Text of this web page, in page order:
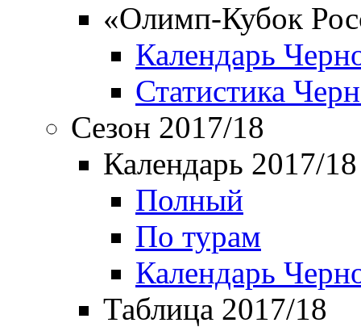
«Олимп-Кубок
Календарь
Статистика
Сезон 2017/18
Календарь 2017/18
Полный
По турам
Календарь
Таблица 2017/18